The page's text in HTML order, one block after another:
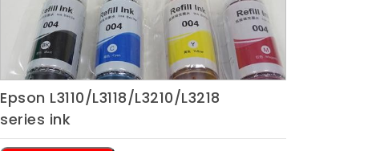
Харах
Epson L3110/L3118/L3210/L3218
series ink